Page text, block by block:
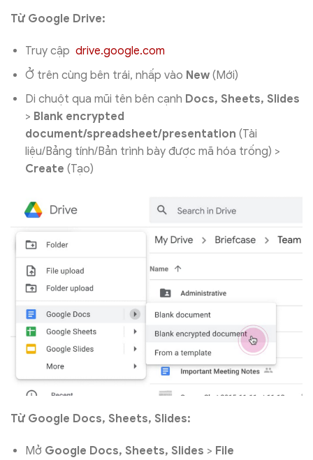
Từ Google Drive:
Truy cập drive.google.com
Ở trên cùng bên trái, nhấp vào New(Mới)
Di chuột qua mũi tên bên cạnh Docs, Sheets, Slides
> Blank encrypted
document/spreadsheet/presentation (Tài
liệu/Bảng tính/Bản trình bày được mã hóa trống) >
Create (Tạo)
Từ Google Docs, Sheets, Slides:
Mở Google Docs, Sheets, Slides > File